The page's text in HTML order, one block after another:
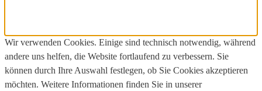
Wir verwenden Cookies. Einige sind technisch notwendig, während
andere uns helfen, die Website fortlaufend zu verbessern. Sie
können durch Ihre Auswahl festlegen, ob Sie Cookies akzeptieren
möchten. Weitere Informationen finden Sie in unserer